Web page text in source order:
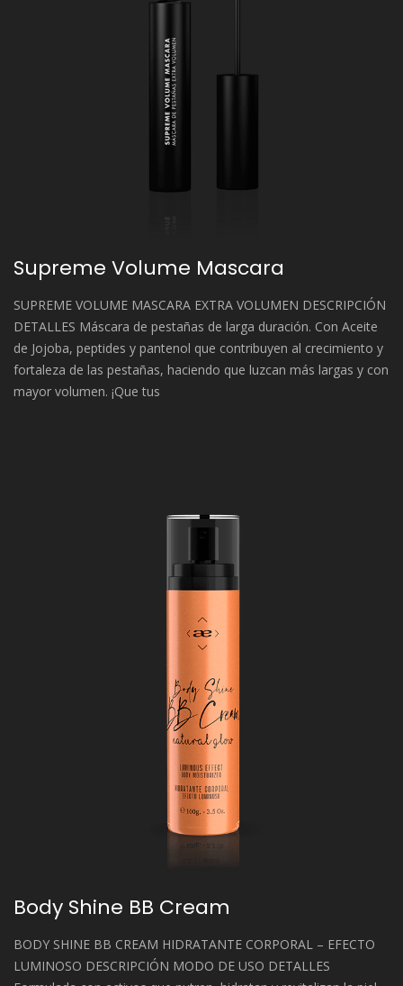
Supreme Volume Mascara
SUPREME VOLUME MASCARA EXTRA VOLUMEN DESCRIPCIÓN
DETALLES Máscara de pestañas de larga duración. Con Aceite
de Jojoba, peptides y pantenol que contribuyen al crecimiento y
fortaleza de las pestañas, haciendo que luzcan más largas y con
mayor volumen. ¡Que tus
Body Shine BB Cream
BODY SHINE BB CREAM HIDRATANTE CORPORAL – EFECTO
LUMINOSO DESCRIPCIÓN MODO DE USO DETALLES